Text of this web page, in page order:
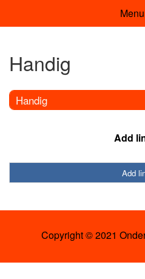
Handig
Handig
Add
Add
Copyright © 2021